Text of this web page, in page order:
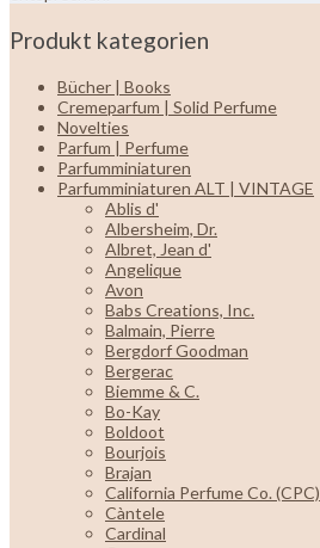
Produkt kategorien
Bücher | Books
Cremeparfum | Solid Perfume
Novelties
Parfum | Perfume
Parfumminiaturen
Parfumminiaturen ALT | VINTAGE
Ablis d'
Albersheim, Dr.
Albret, Jean d'
Angelique
Avon
Babs Creations, Inc.
Balmain, Pierre
Bergdorf Goodman
Bergerac
Biemme & C.
Bo-Kay
Boldoot
Bourjois
Brajan
California Perfume Co. (CPC)
Càntele
Cardinal